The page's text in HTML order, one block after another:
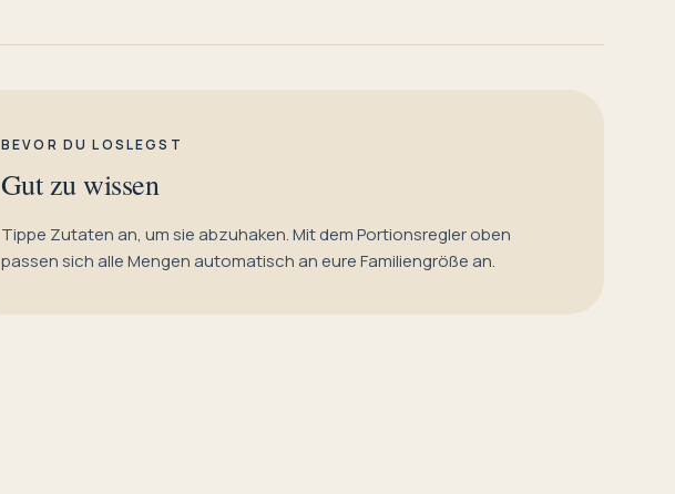
BEVOR DU LOSLEGST
Gut zu wissen
Tippe Zutaten an, um sie abzuhaken. Mit dem Portionsregler oben
passen sich alle Mengen automatisch an eure Familiengröße an.